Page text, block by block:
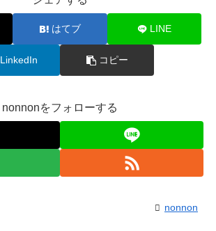
はてブ LINE
LinkedIn コピー
nonnonをフォローする
nonnon